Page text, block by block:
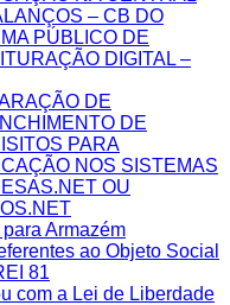
– CB DO
PÚBLICO DE
DIGITAL –
DE
DE
PARA
NOS SISTEMAS
OU
Armazém
ao Objeto Social
81
com a Lei de Liberdade